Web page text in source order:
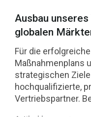
Ausbau
globalen
Für die
Maßnahmenplans
strategischen
hochqualifizierte,
Vertriebspartner.